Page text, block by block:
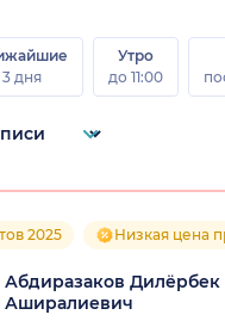
3 дня
Утро
до 11:00
2025 Низкая цена
Абдиразаков Дилёрбек
Аширалиевич